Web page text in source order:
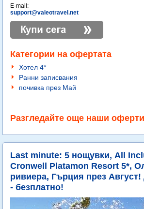
E-mail:
support@valeotravel.net
Категории на офертата
Хотел 4*
Ранни записвания
почивка през Май
Разгледайте още наши оферти
Last minute: 5 нощувки, All
Cronwell Platamon Resort 5*,
ривиера, Гърция през Август!
- безплатно!